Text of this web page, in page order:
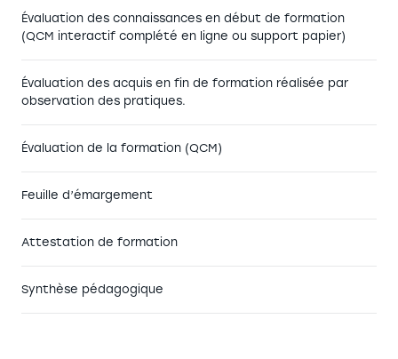
Évaluation des connaissances en début de formation
(QCM interactif complété en ligne ou support papier)
Évaluation des acquis en fin de formation réalisée par
observation des pratiques.
Évaluation de la formation (QCM)
Feuille d’émargement
Attestation de formation
Synthèse pédagogique